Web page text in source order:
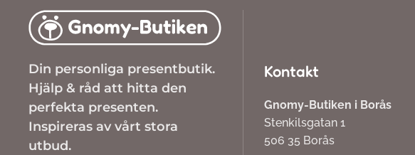
Din personliga presentbutik.
Hjälp & råd att hitta den
perfekta presenten.
Inspireras av vårt stora
utbud.
Kontakt
Gnomy-Butiken i Borås
Stenkilsgatan 1
506 35 Borås